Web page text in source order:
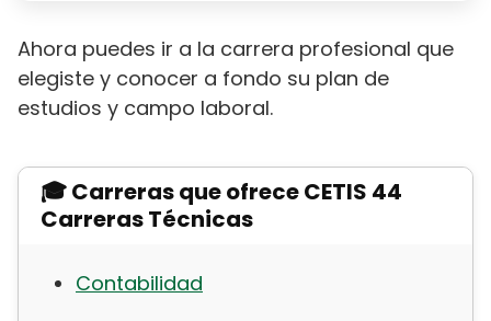
Ahora puedes ir a la carrera profesional que
elegiste y conocer a fondo su plan de
estudios y campo laboral.
🎓 Carreras que ofrece CETIS 44
Carreras Técnicas
Contabilidad